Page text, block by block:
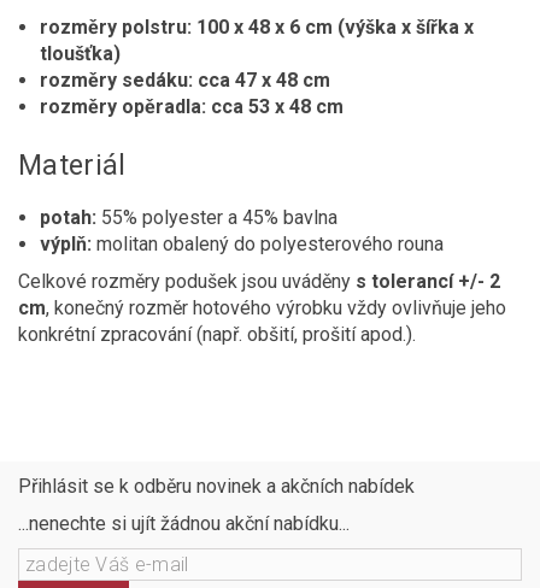
rozměry polstru: 100 x 48 x 6 cm (výška x šířka x
tloušťka)
rozměry sedáku: cca 47 x 48 cm
rozměry opěradla: cca 53 x 48 cm
Materiál
potah: 55% polyester a 45% bavlna
výplň: molitan obalený do polyesterového rouna
Celkové rozměry podušek jsou uváděny s tolerancí +/- 2
cm, konečný rozměr hotového výrobku vždy ovlivňuje jeho
konkrétní zpracování (např. obšití, prošití apod.).
Přihlásit se k odběru novinek a akčních nabídek
...nenechte si ujít žádnou akční nabídku...